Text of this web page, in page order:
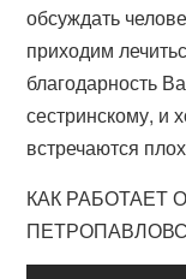
обсуждать
приходим
благодарность
сестринскому, и
встречаются
КАК РАБОТАЕТ